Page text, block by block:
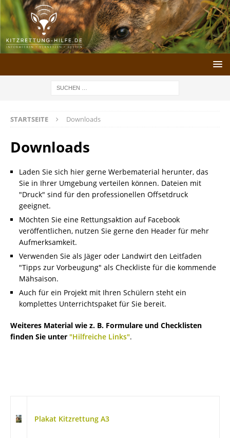
STARTSEITE Downloads
Downloads
Laden Sie sich hier gerne Werbematerial herunter, das
Sie in Ihrer Umgebung verteilen können. Dateien mit
"Druck" sind für den professionellen Offsetdruck
geeignet.
Möchten Sie eine Rettungsaktion auf Facebook
veröffentlichen, nutzen Sie gerne den Header für mehr
Aufmerksamkeit.
Verwenden Sie als Jäger oder Landwirt den Leitfaden
"Tipps zur Vorbeugung" als Checkliste für die kommende
Mähsaison.
Auch für ein Projekt mit Ihren Schülern steht ein
komplettes Unterrichtspaket für Sie bereit.
Weiteres Material wie z. B. Formulare und Checklisten
finden Sie unter "Hilfreiche Links".
Plakat Kitzrettung A3